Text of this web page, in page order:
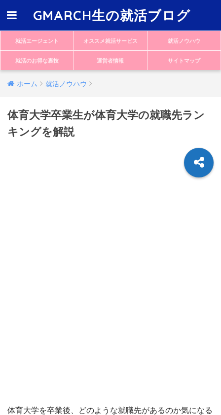
GMARCH生の就活ブログ
就活エージェント オススメ就活サービス 就活ノウハウ
就活のお得な裏技 運営者情報 サイトマップ
ホーム 就活ノウハウ
体育大学卒業生が体育大学の就職先ラン
キングを解説
体育大学を卒業後、どのような就職先があるのか気になる